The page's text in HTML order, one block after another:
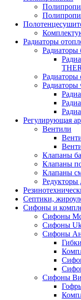
Радиаторы
Радиаторы
Радиаторы
Радиаторы
Регулирующая
Вентили
Клапаны
Клапаны
Клапаны
Редукторы
Септики,
Сифоны и
Сифоны
Сифоны
Сифоны
Сифоны